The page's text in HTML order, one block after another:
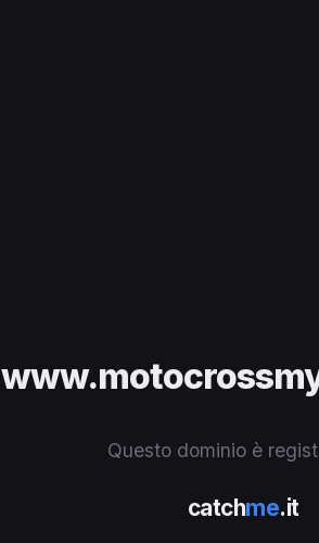
Questo dominio è
catchme.it